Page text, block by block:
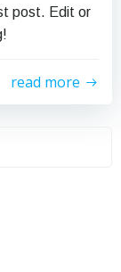
post. Edit or
read more